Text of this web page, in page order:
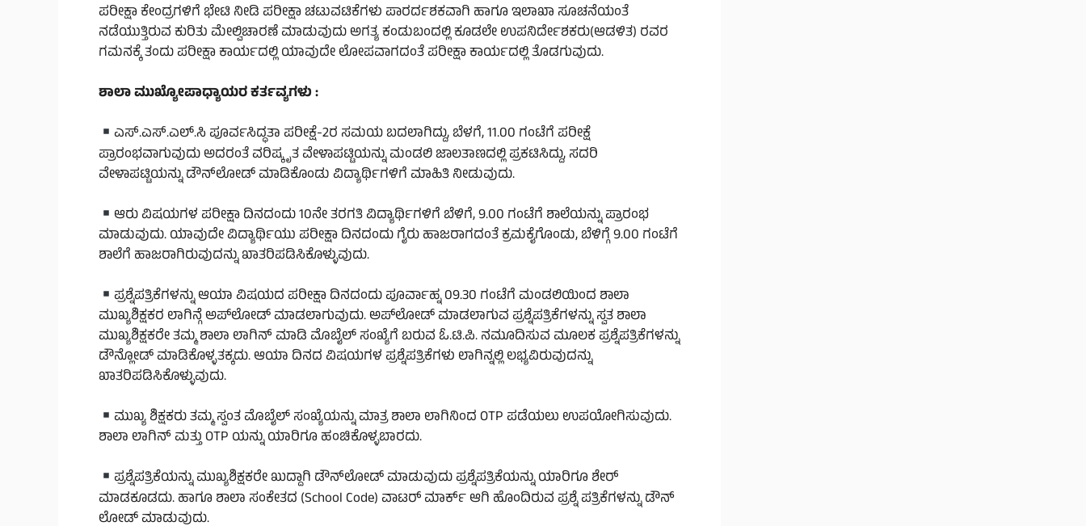
ಪರೀಕ್ಷಾ ಕೇಂದ್ರಗಳಿಗೆ ಭೇಟಿ ನೀಡಿ ಪರೀಕ್ಷಾ ಚಟುವಟಿಕೆಗಳು ಪಾರರ್ದಶಕವಾಗಿ ಹಾಗೂ ಇಲಾಖಾ ಸೂಚನೆಯಂತೆ
ನಡೆಯುತ್ತಿರುವ ಕುರಿತು ಮೇಲ್ವಿಚಾರಣೆ ಮಾಡುವುದು ಅಗತ್ಯ ಕಂಡುಬಂದಲ್ಲಿ ಕೂಡಲೇ ಉಪನಿರ್ದೇಶಕರು(ಆಡಳಿತ) ರವರ
ಗಮನಕ್ಕೆ ತಂದು ಪರೀಕ್ಷಾ ಕಾರ್ಯದಲ್ಲಿ ಯಾವುದೇ ಲೋಪವಾಗದಂತೆ ಪರೀಕ್ಷಾ ಕಾರ್ಯದಲ್ಲಿ ತೊಡಗುವುದು.
ಶಾಲಾ ಮುಖ್ಯೋಪಾಧ್ಯಾಯರ ಕರ್ತವ್ಯಗಳು :
ಎಸ್.ಎಸ್.ಎಲ್.ಸಿ ಪೂರ್ವಸಿದ್ಧತಾ ಪರೀಕ್ಷೆ-2ರ ಸಮಯ ಬದಲಾಗಿದ್ದು, ಬೆಳಗೆ, 11.00 ಗಂಟೆಗೆ ಪರೀಕ್ಷೆ
ಪ್ರಾರಂಭವಾಗುವುದು ಅದರಂತೆ ವರಿಷ್ಕೃತ ವೇಳಾಪಟ್ಟಿಯನ್ನು ಮಂಡಲಿ ಜಾಲತಾಣದಲ್ಲಿ ಪ್ರಕಟಿಸಿದ್ದು, ಸದರಿ
ವೇಳಾಪಟ್ಟಿಯನ್ನು ಡೌನ್‌ಲೋಡ್ ಮಾಡಿಕೊಂಡು ವಿದ್ಯಾರ್ಥಿಗಳಿಗೆ ಮಾಹಿತಿ ನೀಡುವುದು.
ಆರು ವಿಷಯಗಳ ಪರೀಕ್ಷಾ ದಿನದಂದು 10ನೇ ತರಗತಿ ವಿದ್ಯಾರ್ಥಿಗಳಿಗೆ ಬೆಳಿಗೆ, 9.00 ಗಂಟೆಗೆ ಶಾಲೆಯನ್ನು ಪ್ರಾರಂಭ
ಮಾಡುವುದು. ಯಾವುದೇ ವಿದ್ಯಾರ್ಥಿಯು ಪರೀಕ್ಷಾ ದಿನದಂದು ಗೈರು ಹಾಜರಾಗದಂತೆ ಕ್ರಮಕೈಗೊಂಡು, ಬೆಳಿಗ್ಗೆ 9.00 ಗಂಟೆಗೆ
ಶಾಲೆಗೆ ಹಾಜರಾಗಿರುವುದನ್ನು ಖಾತರಿಪಡಿಸಿಕೊಳ್ಳುವುದು.
ಪ್ರಶ್ನೆಪತ್ರಿಕೆಗಳನ್ನು ಆಯಾ ವಿಷಯದ ಪರೀಕ್ಷಾ ದಿನದಂದು ಪೂರ್ವಾಹ್ನ 09.30 ಗಂಟೆಗೆ ಮಂಡಲಿಯಿಂದ ಶಾಲಾ
ಮುಖ್ಯಶಿಕ್ಷಕರ ಲಾಗಿನ್ಗೆ ಅಪ್‌ಲೋಡ್ ಮಾಡಲಾಗುವುದು. ಅಪ್‌ಲೋಡ್ ಮಾಡಲಾಗುವ ಪ್ರಶ್ನೆಪತ್ರಿಕೆಗಳನ್ನು ಸ್ವತ ಶಾಲಾ
ಮುಖ್ಯಶಿಕ್ಷಕರೇ ತಮ್ಮ ಶಾಲಾ ಲಾಗಿನ್ ಮಾಡಿ ಮೊಬೈಲ್ ಸಂಖ್ಯೆಗೆ ಬರುವ ಓ.ಟಿ.ಪಿ. ನಮೂದಿಸುವ ಮೂಲಕ ಪ್ರಶ್ನೆಪತ್ರಿಕೆಗಳನ್ನು
ಡೌನ್ಲೋಡ್ ಮಾಡಿಕೊಳ್ಳತಕ್ಕದು. ಆಯಾ ದಿನದ ವಿಷಯಗಳ ಪ್ರಶ್ನೆಪತ್ರಿಕೆಗಳು ಲಾಗಿನ್ನಲ್ಲಿ ಲಭ್ಯವಿರುವುದನ್ನು
ಖಾತರಿಪಡಿಸಿಕೊಳ್ಳುವುದು.
ಮುಖ್ಯ ಶಿಕ್ಷಕರು ತಮ್ಮ ಸ್ವಂತ ಮೊಬೈಲ್ ಸಂಖ್ಯೆಯನ್ನು ಮಾತ್ರ ಶಾಲಾ ಲಾಗಿನಿಂದ OTP ಪಡೆಯಲು ಉಪಯೋಗಿಸುವುದು.
ಶಾಲಾ ಲಾಗಿನ್ ಮತ್ತು OTP ಯನ್ನು ಯಾರಿಗೂ ಹಂಚಿಕೊಳ್ಳಬಾರದು.
ಪ್ರಶ್ನೆಪತ್ರಿಕೆಯನ್ನು ಮುಖ್ಯಶಿಕ್ಷಕರೇ ಖುದ್ದಾಗಿ ಡೌನ್‌ಲೋಡ್ ಮಾಡುವುದು ಪ್ರಶ್ನೆಪತ್ರಿಕೆಯನ್ನು ಯಾರಿಗೂ ಶೇರ್
ಮಾಡಕೂಡದು. ಹಾಗೂ ಶಾಲಾ ಸಂಕೇತದ (School Code) ವಾಟರ್ ಮಾರ್ಕ್ ಆಗಿ ಹೊಂದಿರುವ ಪ್ರಶ್ನೆ ಪತ್ರಿಕೆಗಳನ್ನು ಡೌನ್
ಲೋಡ್ ಮಾಡುವುದು.